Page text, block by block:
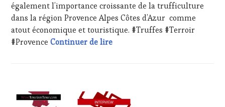
CUISINIER,
ŒNOLOGUE,
SOMMELIER,
SALONS
WINE
TASTING
également l’importance croissante de la trufficulture
dans la région Provence Alpes Côtes d’Azur comme
atout économique et touristique. #Truffes #Terroir
#ProvenceContinuer de lire30ème Marché de la Truffe
CLUB